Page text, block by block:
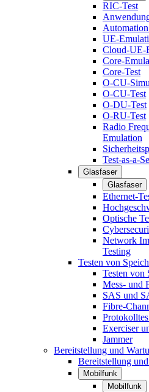
RIC-Test
UE-
Cloud-UE-
Core-
Core-Test
O-CU-
O-CU-Test
O-DU-Test
O-RU-Test
Radio
Emulation
Test-as-a-
Glasfaser
Glasfaser
Ethernet-
Optische
Network
Testing
Testen von
Testen von
Mess- und
SAS und
Fibre-
Exerciser
Jammer
Bereitstellung und
Bereitstellung
Mobilfunk
Mobilfunk